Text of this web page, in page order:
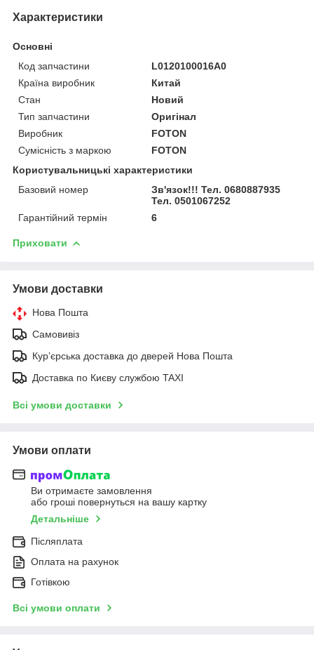
Характеристики
Основні
Код запчастини
L0120100016A0
Країна виробник
Китай
Стан
Новий
Тип запчастини
Оригінал
Виробник
FOTON
Сумісність з маркою
FOTON
Користувальницькі характеристики
Базовий номер
Зв'язок!!! Тел. 0680887935
Тел. 0501067252
Гарантійний термін
6
Приховати
Умови доставки
Нова Пошта
Самовивіз
Курʼєрська доставка до дверей Нова Пошта
Доставка по Києву службою TAXI
Всі умови доставки
Умови оплати
Ви отримаєте замовлення
або гроші повернуться на вашу картку
Детальніше
Післяплата
Оплата на рахунок
Готівкою
Всі умови оплати